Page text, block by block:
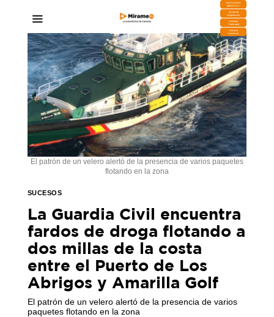
DESCARGA
MIRAPLAY
Buzón de
Sugerencias
Contratar
Publicidad
Contacto
Comercial
El patrón de un velero alertó de la presencia de varios paquetes
flotando en la zona
SUCESOS
La Guardia Civil encuentra
fardos de droga flotando a
dos millas de la costa
entre el Puerto de Los
Abrigos y Amarilla Golf
El patrón de un velero alertó de la presencia de varios
paquetes flotando en la zona